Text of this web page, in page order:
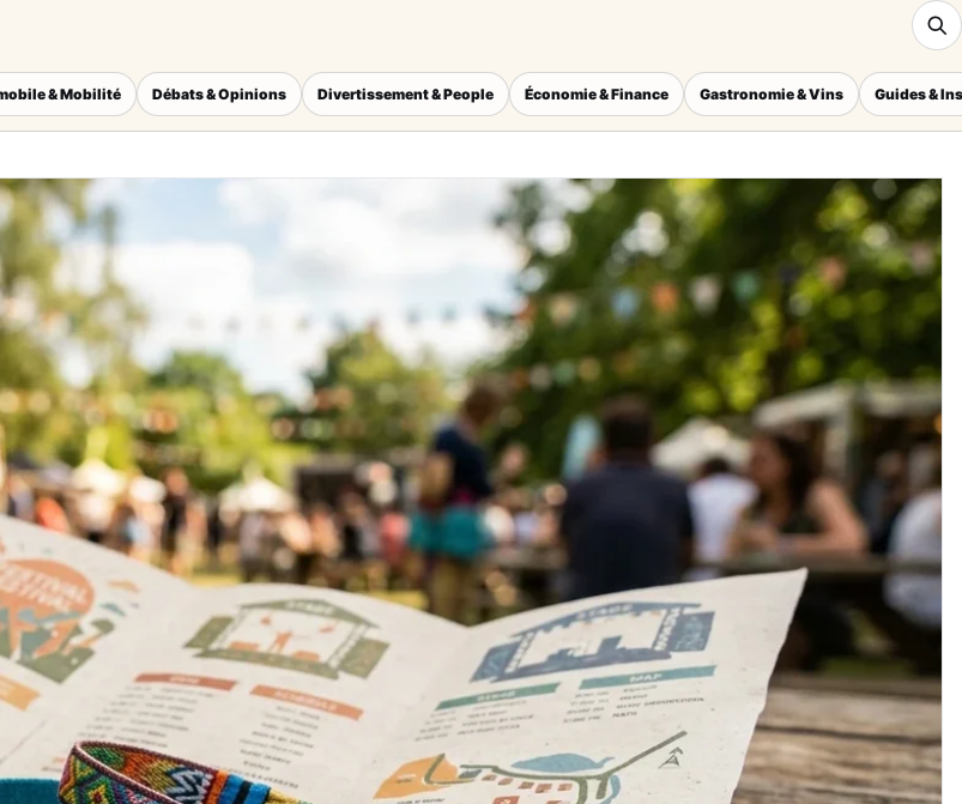
& Mobilité Débats & Opinions Divertissement & People Économie & Finance Gastronomie & Vins Guides &